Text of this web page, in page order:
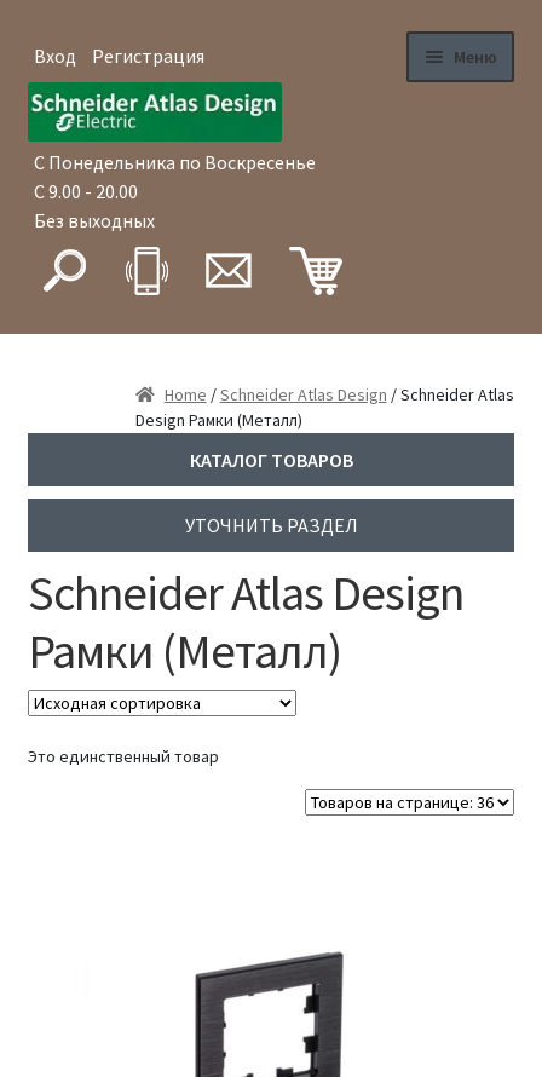
Меню
Вход Регистрация
Главная
Магазин
Гарантия
Оптовые продажи
Реквизиты
Контакты
Перейти
навигации
Перейти
содержимому
С Понедельника по Воскресенье
С 9.00 - 20.00
Без выходных
Home /Schneider Atlas Design / Schneider Atlas
Design Рамки (Металл)
КАТАЛОГ ТОВАРОВ
УТОЧНИТЬ РАЗДЕЛ
Schneider Atlas Design
Рамки (Металл)
Это единственный товар